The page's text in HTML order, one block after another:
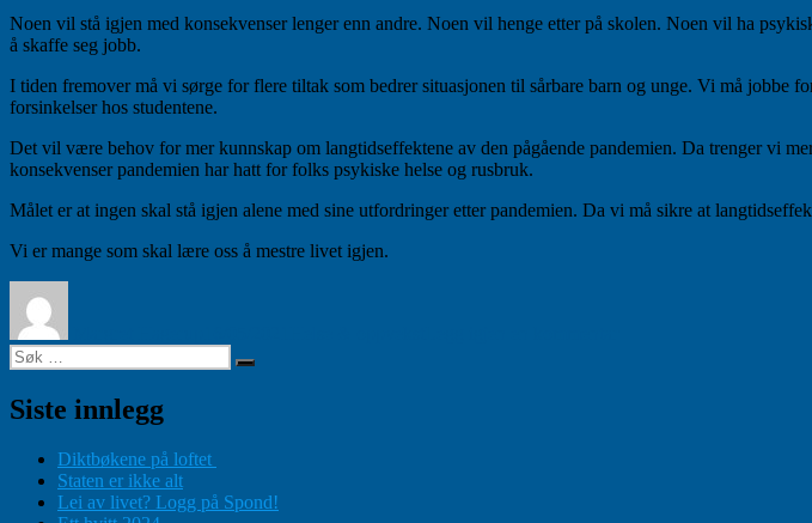
Noen vil stå igjen med konsekvenser lenger enn andre. Noen vil henge etter på skolen. Noen vil ha
å skaffe seg jobb.
I tiden fremover må vi sørge for flere tiltak som bedrer situasjonen til sårbare barn og unge. Vi må
forsinkelser hos studentene.
Det vil være behov for mer kunnskap om langtidseffektene av den pågående pandemien. Da trenger vi
konsekvenser pandemien har hatt for folks psykiske helse og rusbruk.
Målet er at ingen skal stå igjen alene med sine utfordringer etter pandemien. Da vi må sikre at
Vi er mange som skal lære oss å mestre livet igjen.
Søk
etter:
Søk
Siste innlegg
Diktbøkene på loftet
Staten er ikke alt
Lei av livet? Logg på Spond!